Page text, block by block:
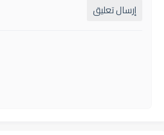
إرسال تعليق